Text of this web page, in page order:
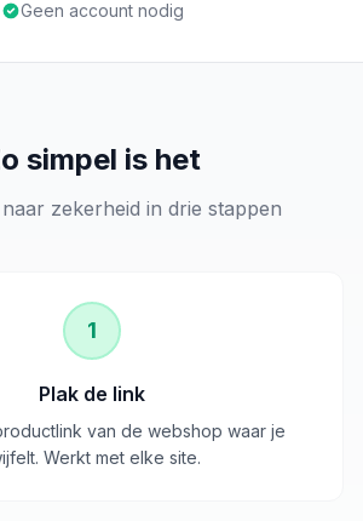
Geen account nodig
simpel is het
zekerheid in drie stappen
1
Plak de link
van de webshop waar je
Werkt met elke site.